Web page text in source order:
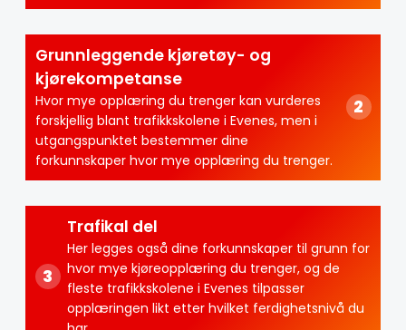
Grunnleggende kjøretøy- og
kjørekompetanse
Hvor mye opplæring du trenger kan vurderes
forskjellig blant trafikkskolene i Evenes, men i
utgangspunktet bestemmer dine
forkunnskaper hvor mye opplæring du trenger.
Trafikal del
Her legges også dine forkunnskaper til grunn for
hvor mye kjøreopplæring du trenger, og de
fleste trafikkskolene i Evenes tilpasser
opplæringen likt etter hvilket ferdighetsnivå du